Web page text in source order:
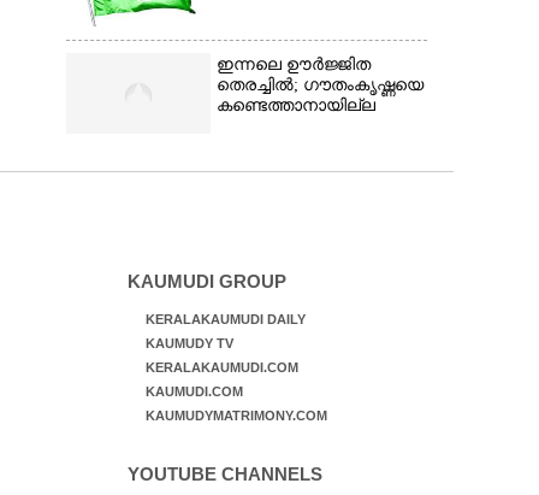
ഇന്നലെ ഊർജ്ജിത
തെരച്ചിൽ; ഗൗതംകൃഷ്ണയെ
കണ്ടെത്താനായില്ല
KAUMUDI GROUP
KERALAKAUMUDI DAILY
KAUMUDY TV
KERALAKAUMUDI.COM
KAUMUDI.COM
KAUMUDYMATRIMONY.COM
YOUTUBE CHANNELS